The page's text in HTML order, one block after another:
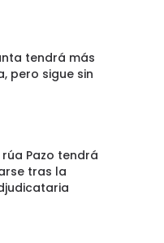
tendrá más
pero sigue sin
Pazo tendrá
tras la